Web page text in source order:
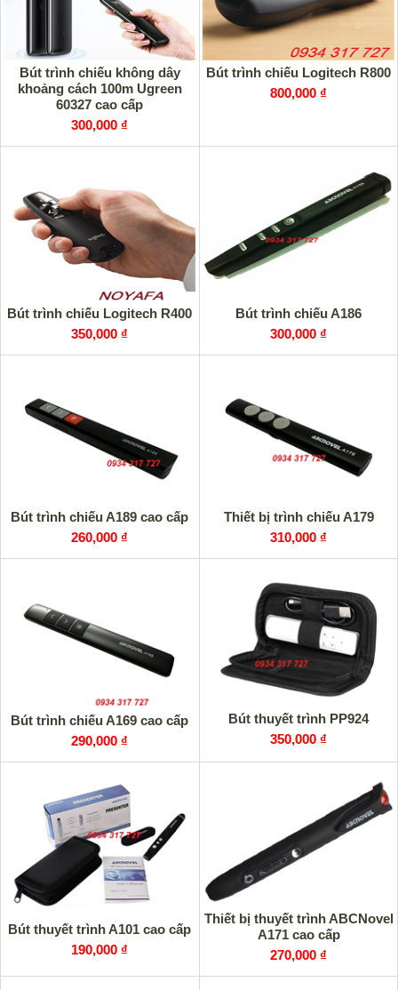
Bút trình chiếu không dây
khoảng cách 100m Ugreen
60327 cao cấp
300,000 ₫
Bút trình chiếu Logitech R800
800,000 ₫
Bút trình chiếu Logitech R400
350,000 ₫
Bút trình chiếu A186
300,000 ₫
Bút trình chiếu A189 cao cấp
260,000 ₫
Thiết bị trình chiếu A179
310,000 ₫
Bút trình chiếu A169 cao cấp
290,000 ₫
Bút thuyết trình PP924
350,000 ₫
Bút thuyết trình A101 cao cấp
190,000 ₫
Thiết bị thuyết trình ABCNovel
A171 cao cấp
270,000 ₫